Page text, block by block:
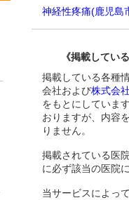
神経性疼痛(鹿児島
《掲載してい
掲載している各種
会社および株式会
をもとにしていま
おりますが、内容
りません。
掲載されている医
に必ず該当の医院
当サービスによっ